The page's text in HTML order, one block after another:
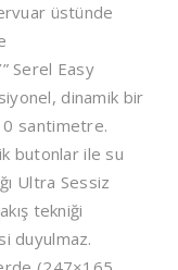
üstünde
Serel Easy
dinamik bir
santimetre.
butonlar ile su
Ultra Sessiz
tekniği
duyulmaz.